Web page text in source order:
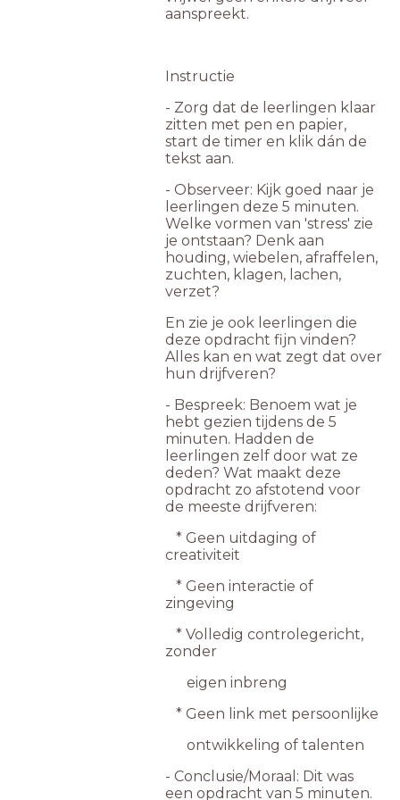
aanspreekt.
Instructie
- Zorg dat de leerlingen klaar
zitten met pen en papier,
start de timer en klik dán de
tekst aan.
- Observeer: Kijk goed naar je
leerlingen deze 5 minuten.
Welke vormen van 'stress' zie
je ontstaan? Denk aan
houding, wiebelen, afraffelen,
zuchten, klagen, lachen,
verzet?
En zie je ook leerlingen die
deze opdracht fijn vinden?
Alles kan en wat zegt dat over
hun drijfveren?
- Bespreek: Benoem wat je
hebt gezien tijdens de 5
minuten. Hadden de
leerlingen zelf door wat ze
deden? Wat maakt deze
opdracht zo afstotend voor
de meeste drijfveren:
* Geen uitdaging of
creativiteit
* Geen interactie of
zingeving
* Volledig controlegericht,
zonder
eigen inbreng
* Geen link met persoonlijke
ontwikkeling of talenten
- Conclusie/Moraal: Dit was
een opdracht van 5 minuten.